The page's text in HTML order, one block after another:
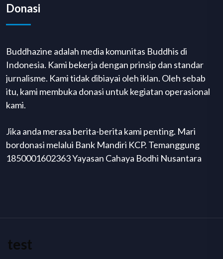
Donasi
Buddhazine adalah media komunitas Buddhis di
Indonesia. Kami bekerja dengan prinsip dan standar
jurnalisme. Kami tidak dibiayai oleh iklan. Oleh sebab
itu, kami membuka donasi untuk kegiatan operasional
kami.
Jika anda merasa berita-berita kami penting. Mari
bordonasi melalui Bank Mandiri KCP. Temanggung
1850001602363 Yayasan Cahaya Bodhi Nusantara
test